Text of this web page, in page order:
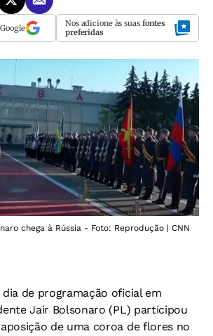
Nos adicione às suas fontes
preferidas
chega à Rússia - Foto: Reprodução | CNN
de programação oficial em
Jair Bolsonaro (PL) participou
de uma coroa de flores no